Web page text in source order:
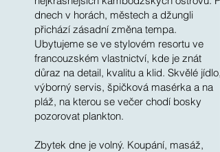
dnech v horách, městech a džungli
přichází zásadní změna tempa.
Ubytujeme se ve stylovém resortu ve
francouzském vlastnictví, kde je znát
důraz na detail, kvalitu a klid. Skvělé jídlo,
výborný servis, špičková masérka a na
pláž, na kterou se večer chodí bosky
pozorovat plankton.
Zbytek dne je volný. Koupání, masáž,